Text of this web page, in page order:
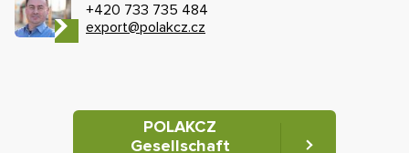
+420 733 735 484
export@polakcz.cz
POLAKCZ
Gesellschaft